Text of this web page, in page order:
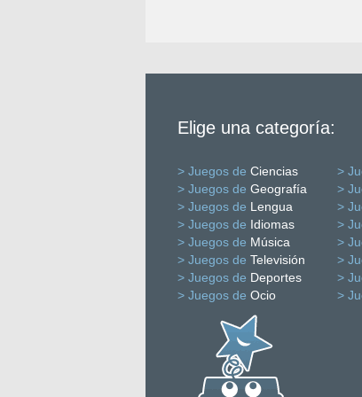
Elige una categoría:
> Juegos de Ciencias >
> Juegos de Geografía >
> Juegos de Lengua >
> Juegos de Idiomas >
> Juegos de Música >
> Juegos de Televisión >
> Juegos de Deportes >
> Juegos de Ocio >